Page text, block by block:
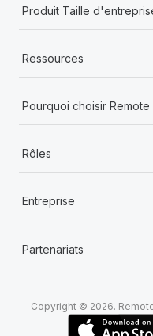
Produit Taille
Ressources
Pourquoi choisir Remote
Rôles
Entreprise
Partenariats
Copyright © 2026.